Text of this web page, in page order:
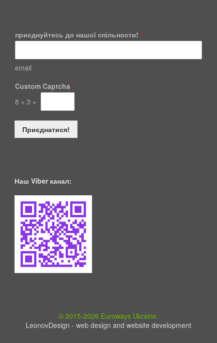
u
o
m
с
п
і
п
р
и
ь
приєднуйтесь до нашої спільности! *
email
Custom Captcha *
8 + 3 =
Приєднатися!
Наш Viber канал:
© 2015-2026 Euroways Ukraine.
LeonovDesign - web design and website development